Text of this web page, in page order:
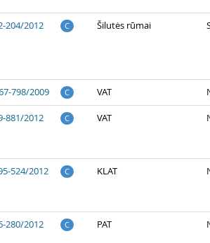
204/2012 C Šilutės rūmai
798/2009 C VAT
881/2012 C VAT
524/2012 C KLAT
280/2012 C PAT